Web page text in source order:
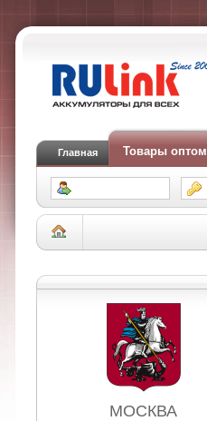
Главная Товары оптом
МОСКВА